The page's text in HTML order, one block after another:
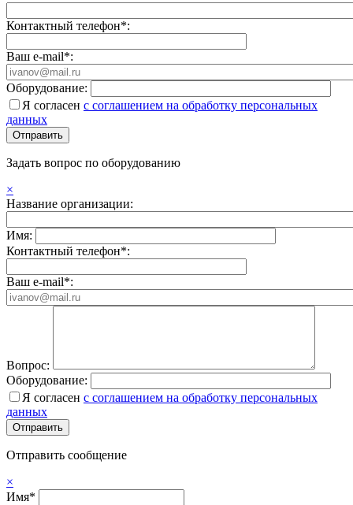
Контактный телефон*:
Ваш e-mail*:
Оборудование:
Я согласен с соглашением на обработку персональных
данных
Задать вопрос по оборудованию
×
Название организации:
Имя:
Контактный телефон*:
Ваш e-mail*:
Вопрос:
Оборудование:
Я согласен с соглашением на обработку персональных
данных
Отправить сообщение
×
Имя*